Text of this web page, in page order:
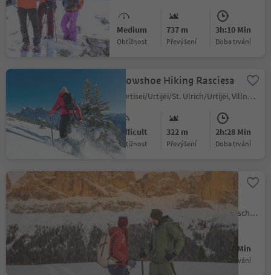
Medium
Obtížnost
737 m
Převýšení
3h:10 Min
doba trvání
Snowshoe Hiking Rasciesa
Ortisei/Urtijëi/St. Ulrich/Urtijëi, Villnöss/Funes, Dolomites Region Lüsen Villnöss
Difficult
Obtížnost
322 m
Převýšení
2h:28 Min
doba trvání
Snowshoe hike to the Frin
meadows at Karersee |
Carezza
Nova Levante/Welschnofen, Welschnofen/Nova Levante, Dolomites Region Eggental
Easy
Obtížnost
330 m
Převýšení
2h:31 Min
doba trvání